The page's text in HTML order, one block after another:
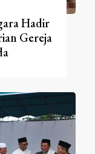
Hadir
Gereja